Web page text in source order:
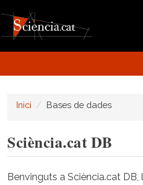
Inici Bases de dades
Sciència.cat DB
Benvinguts a Sciència.cat